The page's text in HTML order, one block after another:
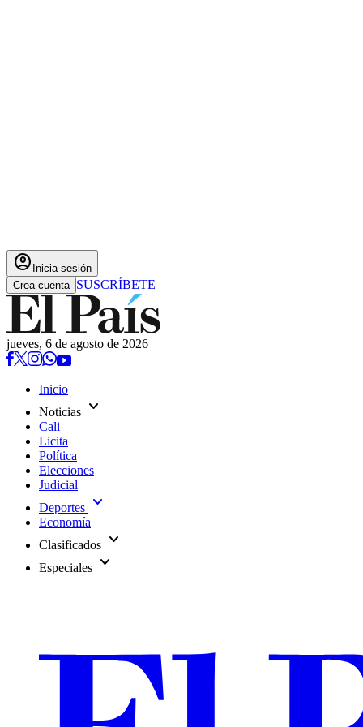
account_circle Inicia sesión
Crea cuenta SUSCRÍBETE
jueves, 6 de agosto de 2026
Inicio
Noticias expand_more
Cali
Licita
Política
Elecciones
Judicial
Deportes expand_more
Economía
Clasificados expand_more
Especiales expand_more